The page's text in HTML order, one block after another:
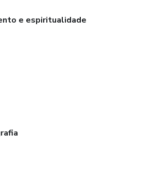
e espiritualidade